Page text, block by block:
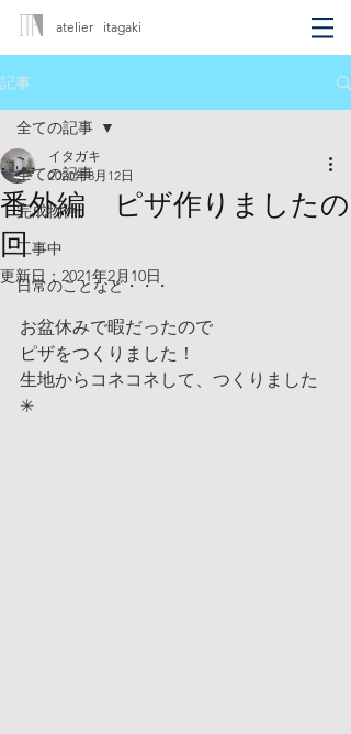
atelier itagaki
記事
全ての記事
完成物件
工事中
日常のことなど・・・
全ての記事
番外編 ピザ作りましたの
回
イタガキ
2020年8月12日
更新日： 2021年2月10日
お盆休みで暇だったので
ピザをつくりました！
生地からコネコネして、つくりました
✳︎